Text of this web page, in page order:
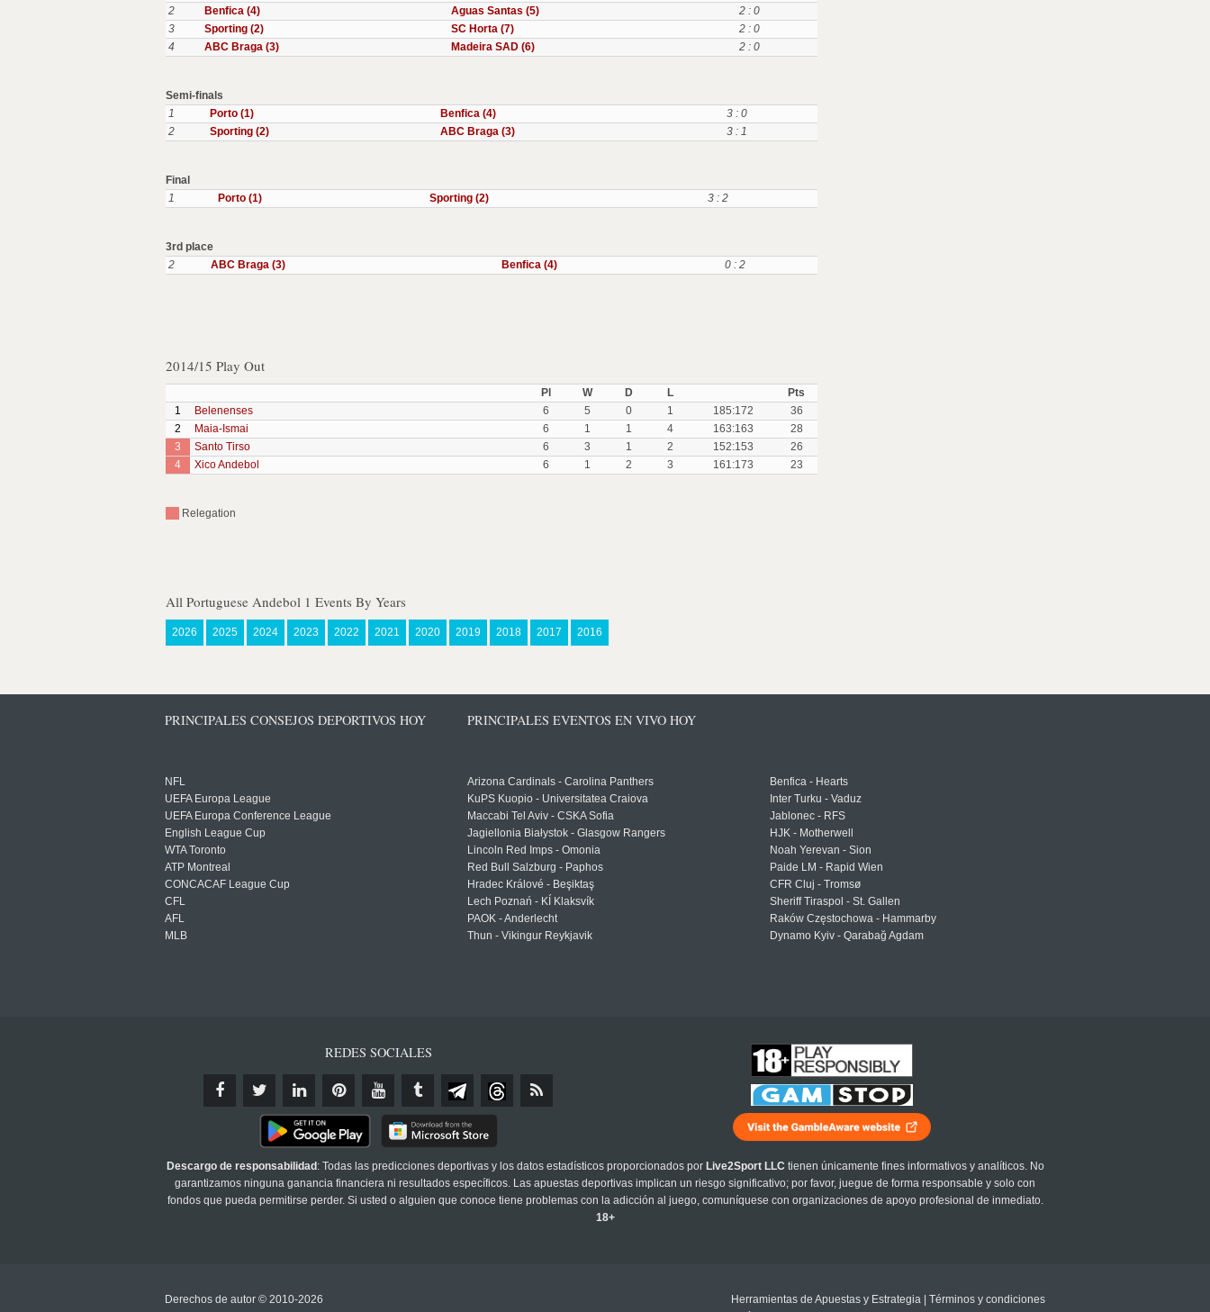
2
Benfica (4) Aguas Santas (5)
2 : 0
3
Sporting (2) SC Horta (7)
2 : 0
4
ABC Braga (3) Madeira SAD (6) 2 : 0
Semi-finals
1
Porto (1) Benfica (4)
3 : 0
2
Sporting (2) ABC Braga (3) 3 : 1
Final
1
Porto (1) Sporting (2) 3 : 2
3rd place
2
ABC Braga (3) Benfica (4) 0 : 2
2014/15 Play Out
Pl W D L
Pts
1
Belenenses 6 5 0 1 185:172
36
2
Maia-Ismai 6 1 1 4 163:163
28
3
Santo Tirso 6 3 1 2 152:153
26
4
Xico Andebol 6 1 2 3 161:173 23
Relegation
All Portuguese Andebol 1 Events By Years
2026 2025 2024 2023 2022 2021 2020 2019 2018 2017 2016
PRINCIPALES CONSEJOS DEPORTIVOS HOY
NFL
UEFA Europa League
UEFA Europa Conference League
English League Cup
WTA Toronto
ATP Montreal
CONCACAF League Cup
CFL
AFL
MLB
PRINCIPALES EVENTOS EN VIVO HOY
Arizona Cardinals - Carolina Panthers
KuPS Kuopio - Universitatea Craiova
Maccabi Tel Aviv - CSKA Sofia
Jagiellonia Białystok - Glasgow Rangers
Lincoln Red Imps - Omonia
Red Bull Salzburg - Paphos
Hradec Králové - Beşiktaş
Lech Poznań - KÍ Klaksvík
PAOK - Anderlecht
Thun - Vikingur Reykjavik
Benfica - Hearts
Inter Turku - Vaduz
Jablonec - RFS
HJK - Motherwell
Noah Yerevan - Sion
Paide LM - Rapid Wien
CFR Cluj - Tromsø
Sheriff Tiraspol - St. Gallen
Raków Częstochowa - Hammarby
Dynamo Kyiv - Qarabağ Agdam
REDES SOCIALES
Descargo de responsabilidad : Todas las predicciones deportivas y los datos estadísticos proporcionados por Live2Sport LLC tienen únicamente fines informativos y analíticos. No
garantizamos ninguna ganancia financiera ni resultados específicos. Las apuestas deportivas implican un riesgo significativo; por favor, juegue de forma responsable y solo con
fondos que pueda permitirse perder. Si usted o alguien que conoce tiene problemas con la adicción al juego, comuníquese con organizaciones de apoyo profesional de inmediato.
18+
Derechos de autor © 2010-2026
Herramientas de Apuestas y Estrategia
Términos y condiciones